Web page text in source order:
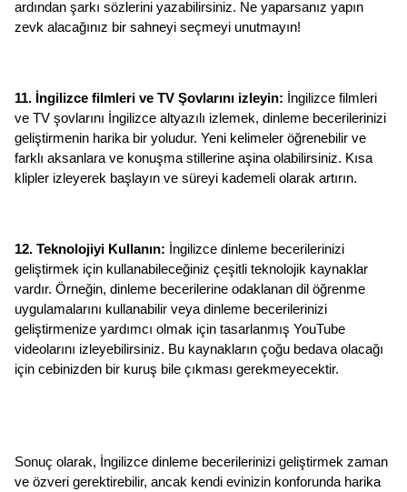
ardından şarkı sözlerini yazabilirsiniz. Ne yaparsanız yapın
zevk alacağınız bir sahneyi seçmeyi unutmayın!
11. İngilizce filmleri ve TV Şovlarını izleyin:
İngilizce filmleri
ve TV şovlarını İngilizce altyazılı izlemek, dinleme becerilerinizi
geliştirmenin harika bir yoludur. Yeni kelimeler öğrenebilir ve
farklı aksanlara ve konuşma stillerine aşina olabilirsiniz. Kısa
klipler izleyerek başlayın ve süreyi kademeli olarak artırın.
12. Teknolojiyi Kullanın: İngilizce dinleme becerilerinizi
geliştirmek için kullanabileceğiniz çeşitli teknolojik kaynaklar
vardır. Örneğin, dinleme becerilerine odaklanan dil öğrenme
uygulamalarını kullanabilir veya dinleme becerilerinizi
geliştirmenize yardımcı olmak için tasarlanmış YouTube
videolarını izleyebilirsiniz. Bu kaynakların çoğu bedava olacağı
için cebinizden bir kuruş bile çıkması gerekmeyecektir.
Sonuç olarak, İngilizce dinleme becerilerinizi geliştirmek zaman
ve özveri gerektirebilir, ancak kendi evinizin konforunda harika